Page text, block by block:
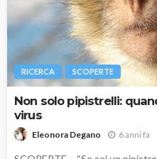
RICERCA SCOPERTE
Non solo pipistrelli:
virus
Eleonora Degano 6 anni fa